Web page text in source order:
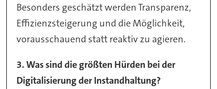
Besonders geschätzt werden Transparenz,
Effizienzsteigerung und die Möglichkeit,
vorausschauend statt reaktiv zu agieren.
3. Was sind die größten Hürden bei der
Digitalisierung der Instandhaltung?